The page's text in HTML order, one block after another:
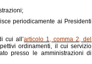
periodicamente ai Presidenti
cui all’articolo 1, comma 2, del
ordinamenti, il cui servizio
presso le amministrazioni di